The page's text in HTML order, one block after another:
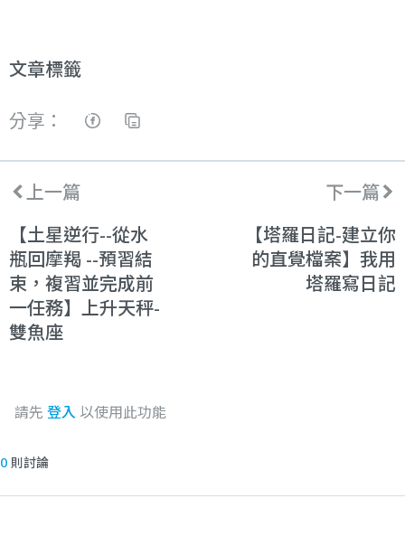
文章標籤
分享：
上一篇
【土星逆行--從水
瓶回摩羯 --預習結
束，複習並完成前
一任務】上升天秤-
雙魚座
下一篇
【塔羅日記-建立你
的直覺檔案】我用
塔羅寫日記
請先 登入 以使用此功能
0 則討論